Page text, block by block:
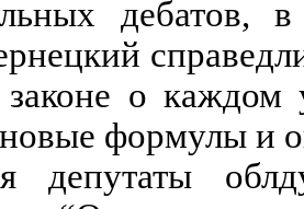
дебатов,
о каждом
новые формулы и
депутаты